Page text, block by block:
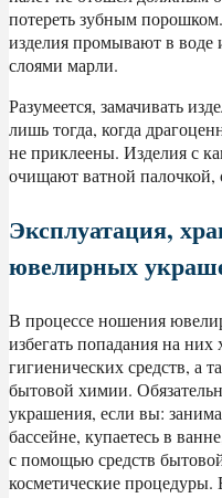
потереть зубным
изделия промывают в
слоями марли.
Разумеется, замачивать
лишь тогда, когда
не приклеены. Изделия с
очищают ватной палочкой,
Эксплуатация,
ювелирных
В процессе ношения
избегать попадания на
гигиенических средств, а
бытовой химии.
украшения, если вы:
бассейне, купаетесь в
с помощью средств
косметические